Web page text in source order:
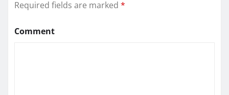
Required fields are marked *
Comment